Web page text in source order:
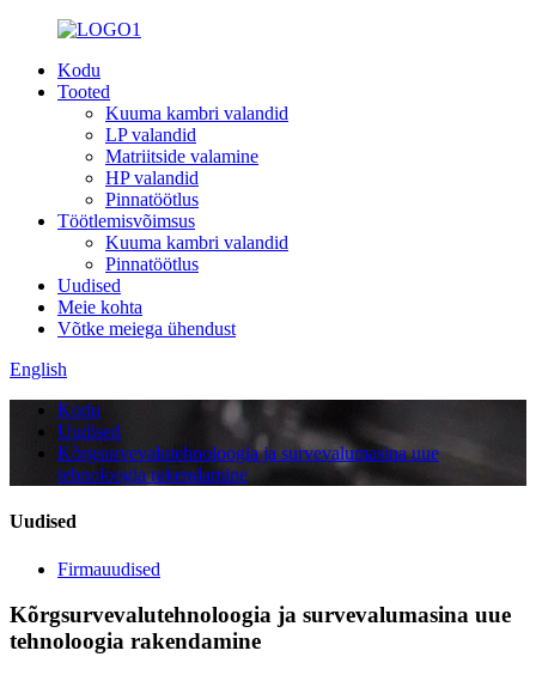
Kodu
Tooted
Kuuma kambri valandid
LP valandid
Matriitside valamine
HP valandid
Pinnatöötlus
Töötlemisvõimsus
Kuuma kambri valandid
Pinnatöötlus
Uudised
Meie kohta
Võtke meiega ühendust
English
Kodu
Uudised
Kõrgsurvevalutehnoloogia ja survevalumasina uue
tehnoloogia rakendamine
Uudised
Firmauudised
Kõrgsurvevalutehnoloogia ja survevalumasina uue
tehnoloogia rakendamine